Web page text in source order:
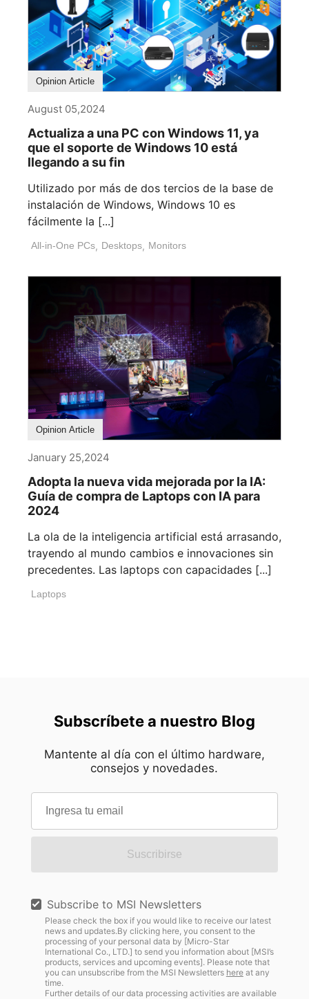
Opinion Article
August 05,2024
Actualiza a una PC con Windows 11, ya
que el soporte de Windows 10 está
llegando a su fin
Utilizado por más de dos tercios de la base de
instalación de Windows, Windows 10 es
fácilmente la [...]
All-in-One PCs, Desktops, Monitors
Buying Guides
Opinion Article
January 25,2024
Adopta la nueva vida mejorada por la IA:
Guía de compra de Laptops con IA para
2024
La ola de la inteligencia artificial está arrasando,
trayendo al mundo cambios e innovaciones sin
precedentes. Las laptops con capacidades [...]
Laptops
Subscríbete a nuestro Blog
Mantente al día con el último hardware,
consejos y novedades.
Suscribirse
Subscribe to MSI Newsletters
Please check the box if you would like to receive our latest
news and updates.By clicking here, you consent to the
processing of your personal data by [Micro-Star
International Co., LTD.] to send you information about [MSI’s
products, services and upcoming events]. Please note that
you can unsubscribe from the MSI Newsletters hereat any
time.
Further details of our data processing activities are available